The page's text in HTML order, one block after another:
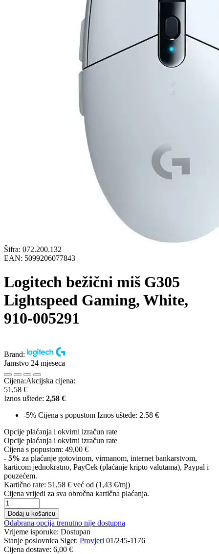
Šifra: 072.200.132
EAN: 5099206077843
Logitech bežični miš G305
Lightspeed Gaming, White,
910-005291
Brand:
Jamstvo 24 mjeseca
Cijena:Akcijska cijena:
51,58 €
Iznos uštede: 2,58 €
-5% Cijena s popustom Iznos uštede: 2.58 €
Opcije plaćanja i okvirni izračun rate
Opcije plaćanja i okvirni izračun rate
Cijena s popustom: 49,00 €
- 5% za plaćanje gotovinom, virmanom, internet bankarstvom,
karticom jednokratno, PayCek (plaćanje kripto valutama), Paypal i
pouzećem.
Kartično rate: 51,58 € već od (1,43 €/mj)
Cijena vrijedi za sva obročna kartična plaćanja.
Dodaj u košaricu
Odabrana opcija trenutno nije dostupna
Vrijeme isporuke: Dostupan
Stanje poslovnica Siget: Provjeri 01/245-1176
Cijena dostave: 6,00 €